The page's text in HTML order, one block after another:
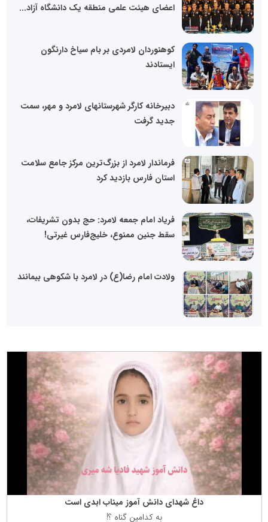
اعضای هیئت علمی منطقه یک دانشگاه آزاد...
کوهنوردان لامردی بر بام سیاخ دارنگون
ایستادند
دبیرخانه کارگر شهرستانهای لامرد و مهر، سمت
جدید گرفت
فرماندار لامرد از بزرگ‌ترین مرکز جامع سلامت
استان فارس بازدید کرد
فریاد امام جمعه لامرد: حج بدون تشریفات،
سقط جنین ممنوع، خلیج‌فارس غیرتی!
ولادت امام رضا(ع) در لامرد با شکوهی بیمانند
داغ شهدای دانش آموز میناب ابدی است
به كدامین گناه ؟!